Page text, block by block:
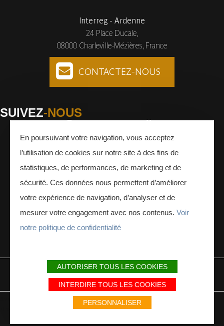
Interreg - Ardenne
24 Place Ducale,
08000 Charleville-Mézières, France
CONTACTEZ-NOUS
SUIVEZ-NOUS
Facebook Instagram Youtube
MENTIONS LÉGALES PLAN DU SITE PARTENAIRES
Avec le soutien du Fonds Européen de développement régional / Met
steun van het Europese Fonds voor Regionale Ontwikkeling
En poursuivant votre navigation, vous acceptez
l’utilisation de cookies sur notre site à des fins de
statistiques, de performances, de marketing et de
sécurité. Ces données nous permettent d’améliorer
votre expérience de navigation, d’analyser et de
mesurer votre engagement avec nos contenus. Voir
notre politique de confidentialité
AUTORISER TOUS LES COOKIES
INTERDIRE TOUS LES COOKIES
PERSONNALISER